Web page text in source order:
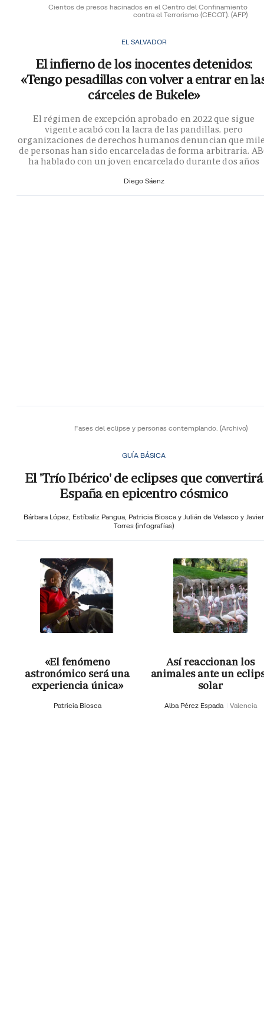
Cientos de presos hacinados en el Centro del Confinamiento
contra el Terrorismo (CECOT). (AFP)
EL SALVADOR
El infierno de los inocentes detenidos:
«Tengo pesadillas con volver a entrar en
cárceles de Bukele»
El régimen de excepción aprobado en 2022 que sigue
vigente acabó con la lacra de las pandillas, pero
organizaciones de derechos humanos denuncian que
de personas han sido encarceladas de forma arbitraria.
ha hablado con un joven encarcelado durante dos años
Diego Sáenz
Fases del eclipse y personas contemplando. (Archivo)
GUÍA BÁSICA
El 'Trío Ibérico' de eclipses que convertirá
España en epicentro cósmico
Bárbara López, Estíbaliz Pangua, Patricia Biosca y Julián de Velasco y Javier
Torres (infografías)
«El fenómeno
astronómico será una
experiencia única»
Patricia Biosca
Así reaccionan los
animales ante un
solar
Alba Pérez Espada Valencia